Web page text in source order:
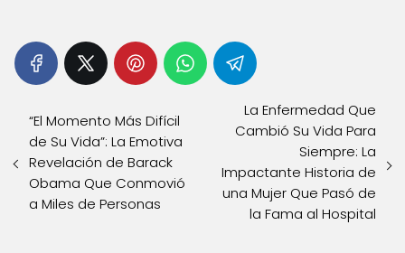
“El Momento Más Difícil
de Su Vida”: La Emotiva
Revelación de Barack
Obama Que Conmovió
a Miles de Personas
La Enfermedad Que
Cambió Su Vida Para
Siempre: La
Impactante Historia de
una Mujer Que Pasó de
la Fama al Hospital